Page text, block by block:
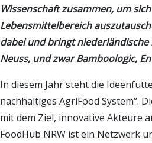
Wissenschaft zusammen, um
Lebensmittelbereich
dabei und bringt
Neuss, und zwar Bamboologic,
In diesem Jahr steht die
nachhaltiges AgriFood System“.
mit dem Ziel, innovative Akteure
FoodHub NRW ist ein Netzwerk